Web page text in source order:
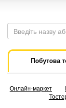
Побутова
Онлайн-маркет